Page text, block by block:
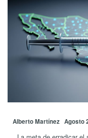
Alberto Martínez Agosto